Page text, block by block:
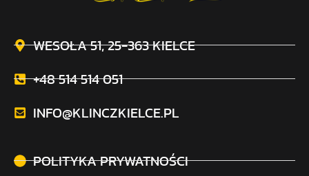
WESOŁA 51, 25-363 KIELCE
+48 514 514 051
INFO@KLINCZKIELCE.PL
POLITYKA PRYWATNOŚCI